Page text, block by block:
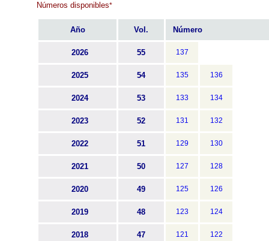
Números disponibles*
Año Vol. Número
2026 55 137
2025 54 135 136
2024 53 133 134
2023 52 131 132
2022 51 129 130
2021 50 127 128
2020 49 125 126
2019 48 123 124
2018 47 121 122